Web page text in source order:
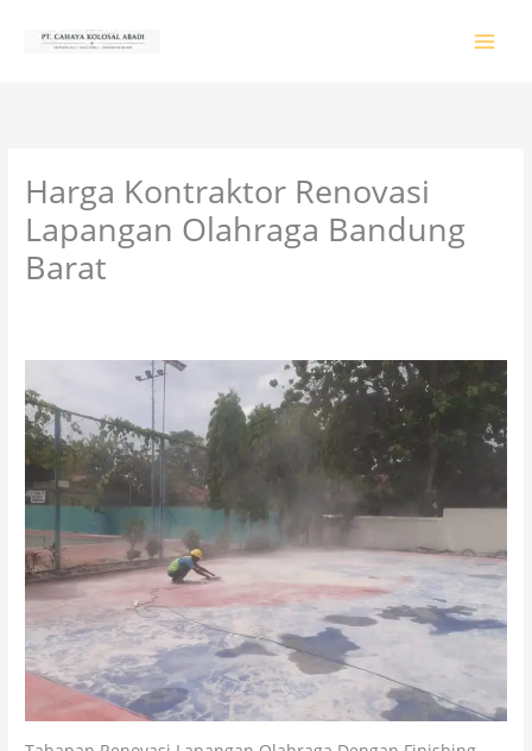
Harga Kontraktor Renovasi
Lapangan Olahraga Bandung
Barat